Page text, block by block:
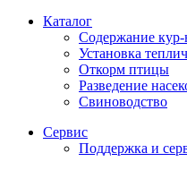
Каталог
Содержание
Установка
Откорм птицы
Разведение
Свиноводство
Сервис
Поддержка и